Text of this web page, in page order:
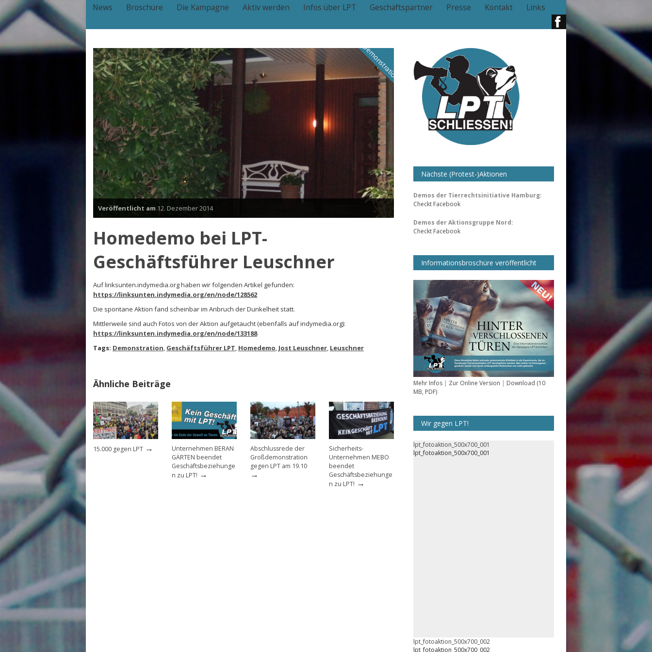
News Broschüre Die Kampagne Aktiv werden Infos über LPT Geschäftspartner Presse Kontakt Links
Demonstration
Veröffentlicht am 12. Dezember 2014
Homedemo bei LPT-
Geschäftsführer Leuschner
Auf linksunten.indymedia.org haben wir folgenden Artikel gefunden:
https://linksunten.indymedia.org/en/node/128562
Die spontane Aktion fand scheinbar im Anbruch der Dunkelheit statt.
Mittlerweile sind auch Fotos von der Aktion aufgetaucht (ebenfalls auf indymedia.org):
https://linksunten.indymedia.org/en/node/133188
Tags: Demonstration, Geschäftsführer LPT, Homedemo, Jost Leuschner, Leuschner
Ähnliche Beiträge
15.000 gegen LPT →
Unternehmen BERAN
GÄRTEN beendet
Geschäftsbeziehunge
n zu LPT! →
Abschlussrede der
Großdemonstration
gegen LPT am 19.10
→
Sicherheits-
Unternehmen MEBO
beendet
Geschäftsbeziehunge
n zu LPT! →
Nächste (Protest-)Aktionen
Demos der Tierrechtsinitiative Hamburg:
Checkt Facebook
Demos der Aktionsgruppe Nord:
Checkt Facebook
Informationsbroschüre veröffentlicht
Mehr Infos | Zur Online Version | Download (10
MB, PDF)
Wir gegen LPT!
lpt_fotoaktion_500x700_001
lpt_fotoaktion_500x700_001
lpt_fotoaktion_500x700_002
lpt_fotoaktion_500x700_002